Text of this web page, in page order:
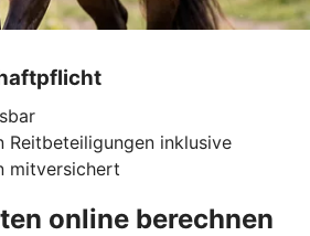
Reitbeteiligungen inklusive
mitversichert
online berechnen